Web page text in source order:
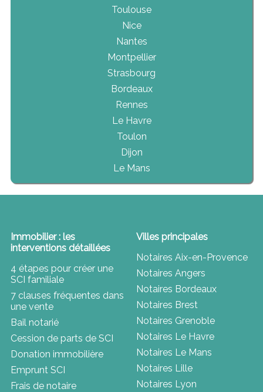
Toulouse
Nice
Nantes
Montpellier
Strasbourg
Bordeaux
Rennes
Le Havre
Toulon
Dijon
Le Mans
Immobilier : les
interventions détaillées
4 étapes pour créer une
SCI familiale
7 clauses fréquentes dans
une vente
Bail notarié
Cession de parts de SCI
Donation immobilière
Emprunt SCI
Frais de notaire
Villes principales
Notaires Aix-en-Provence
Notaires Angers
Notaires Bordeaux
Notaires Brest
Notaires Grenoble
Notaires Le Havre
Notaires Le Mans
Notaires Lille
Notaires Lyon